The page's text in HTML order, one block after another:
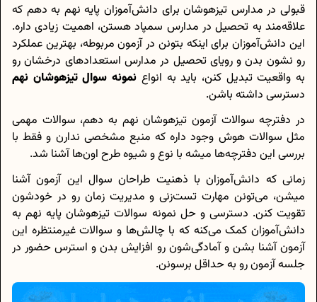
قبولی در مدارس تیزهوشان برای دانش‌آموزان پایه نهم به دهم که
علاقه‌مند به تحصیل در مدارس سمپاد هستن، اهمیت زیادی داره.
این دانش‌آموزان برای اینکه بتونن در آزمون مربوطه، بهترین عملکرد
رو نشون بدن و رویای تحصیل در مدارس استعدادهای درخشان رو
به واقعیت تبدیل کنن، باید به انواع نمونه سوال تیزهوشان نهم
دسترسی داشته باشن.
در دفترچه سوالات آزمون تیزهوشان نهم به دهم، سوالات مهمی
مثل سوالات هوش وجود داره که منبع مشخصی ندارن و فقط با
بررسی این دفترچه‌ها میشه با نوع و شیوه طرح اون‌ها آشنا شد.
زمانی که دانش‌آموزان با ذهنیت طراحان سوال این آزمون آشنا
میشن، می‌تونن مهارت تست‌زنی و مدیریت زمان رو در خودشون
تقویت کنن. دسترسی و حل نمونه سوالات تیزهوشان پایه نهم به
دانش‌آموزان کمک می‌کنه که با چالش‌ها و سوالات غیرمنتظره این
آزمون آشنا بشن و آمادگی‌شون رو افزایش بدن و استرس حضور در
جلسه آزمون رو به حداقل برسونن.